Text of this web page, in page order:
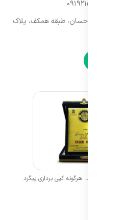
09192157173
تجاری احسان، طبقه همکف، پلاک
می باشد. هرگونه کپی برداری پیگرد